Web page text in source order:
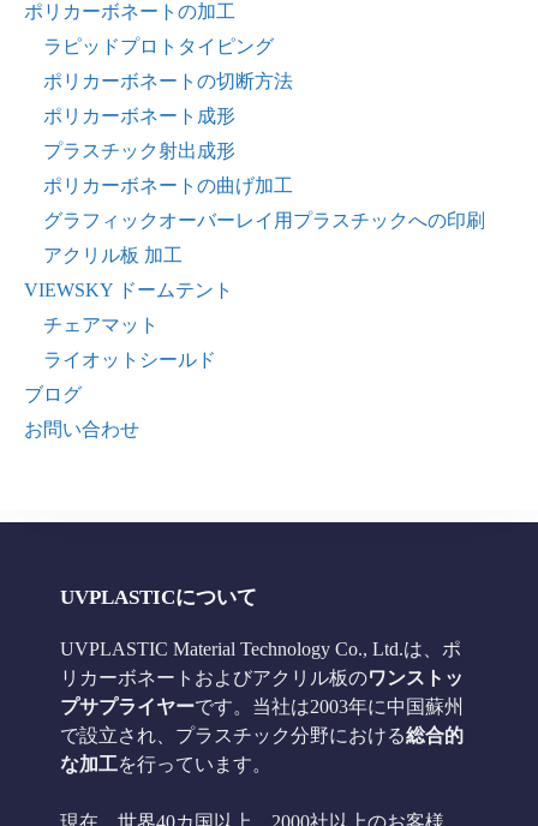
ポリカーボネートの加工
ラピッドプロトタイピング
ポリカーボネートの切断方法
ポリカーボネート成形
プラスチック射出成形
ポリカーボネートの曲げ加工
グラフィックオーバーレイ用プラスチックへの印刷
アクリル板 加工
VIEWSKY ドームテント
チェアマット
ライオットシールド
ブログ
お問い合わせ
UVPLASTICについて
UVPLASTIC Material Technology Co., Ltd.は、ポ
リカーボネートおよびアクリル板のワンストッ
プサプライヤーです。当社は2003年に中国蘇州
で設立され、プラスチック分野における総合的
な加工を行っています。
現在、世界40カ国以上、2000社以上のお客様